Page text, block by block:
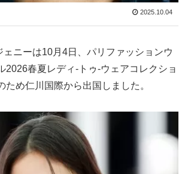
2025.10.04
ニーは10月4日、パリファッションウ
2026春夏レディ-トゥ-ウェアコレクショ
ため仁川国際から出国しました。